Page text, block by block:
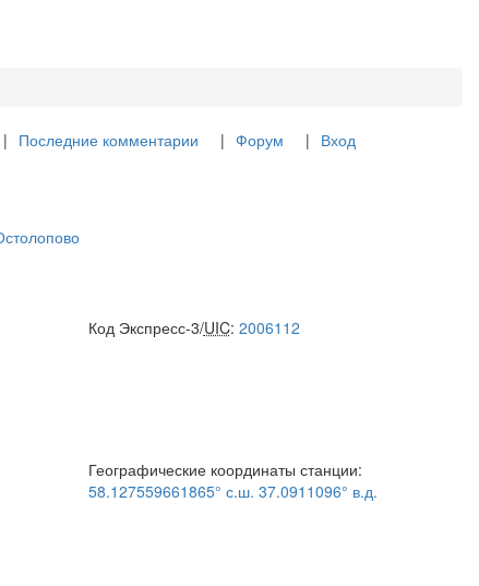
Последние комментарии Форум Вход
Код Экспресс-3/UIC: 2006112
Географические координаты станции:
58.127559661865° с.ш. 37.0911096° в.д.